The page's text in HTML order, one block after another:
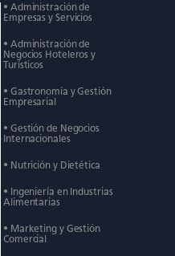
• Administración de
Empresas y Servicios
• Administración de
Negocios Hoteleros y
Turísticos
• Gastronomía y Gestión
Empresarial
• Gestión de Negocios
Internacionales
• Nutrición y Dietética
• Ingeniería en Industrias
Alimentarias
• Marketing y Gestión
Comercial